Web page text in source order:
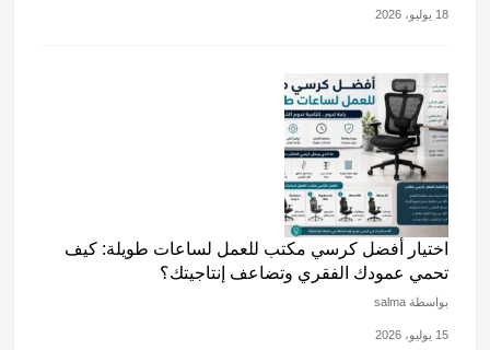
18 يوليو، 2026
اختيار أفضل كرسي مكتب للعمل لساعات طويلة: كيف
تحمي عمودك الفقري وتضاعف إنتاجيتك؟
بواسطة salma
15 يوليو، 2026